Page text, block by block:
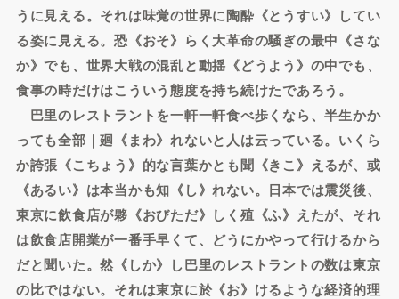
うに見える。それは味覚の世界に陶酔《とうすい》してい
る姿に見える。恐《おそ》らく大革命の騒ぎの最中《さな
か》でも、世界大戦の混乱と動揺《どうよう》の中でも、
食事の時だけはこういう態度を持ち続けたであろう。
巴里のレストラントを一軒一軒食べ歩くなら、半生かか
っても全部｜廻《まわ》れないと人は云っている。いくら
か誇張《こちょう》的な言葉かとも聞《きこ》えるが、或
《あるい》は本当かも知《し》れない。日本では震災後、
東京に飲食店が夥《おびただ》しく殖《ふ》えたが、それ
は飲食店開業が一番手早くて、どうにかやって行けるから
だと聞いた。然《しか》し巴里のレストラントの数は東京
の比ではない。それは東京に於《お》けるような経済的理